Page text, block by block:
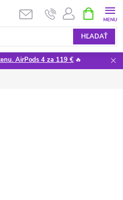
HĽADAŤ
KOŠÍK
AirPods 4 za 119 € 🔥